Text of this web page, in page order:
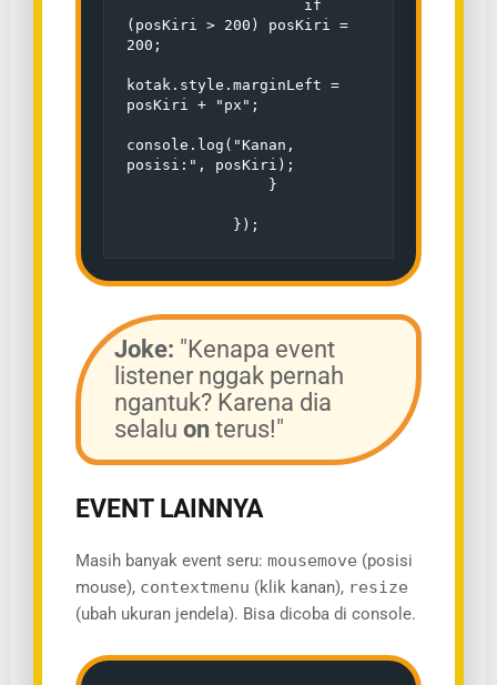
(posKiri > 200) posKiri =
200;
kotak.style.marginLeft =
posKiri + "px";
console.log("Kanan,
posisi:", posKiri);
                }
            });
Joke: "Kenapa event
listener nggak pernah
ngantuk? Karena dia
selalu on terus!"
EVENT LAINNYA
Masih banyak event seru: mousemove (posisi
mouse), contextmenu (klik kanan), resize
(ubah ukuran jendela). Bisa dicoba di console.